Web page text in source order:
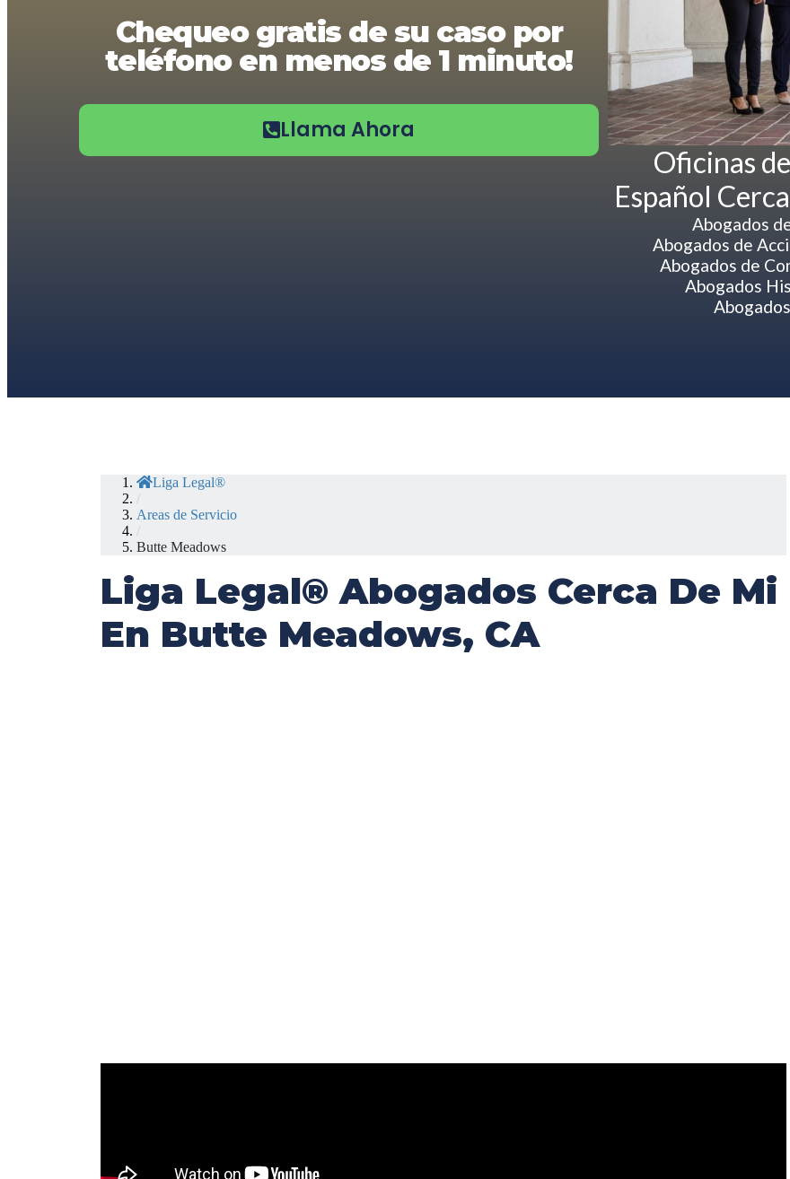
Chequeo gratis de su caso por
teléfono en menos de 1 minuto!
Llama Ahora
Oficinas
Español
Abogados
Abogados de
Abogados de
Abogados
Liga Legal®
/
Areas de Servicio
/
Butte Meadows
Liga Legal® Abogados Cerca De Mi
En Butte Meadows, CA